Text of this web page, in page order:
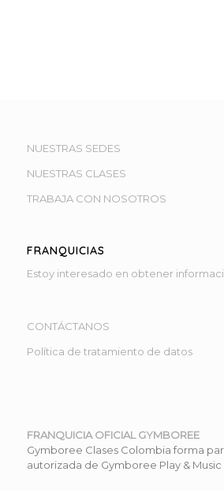
NUESTRAS SEDES
NUESTRAS CLASES
TRABAJA CON NOSOTROS
FRANQUICIAS
Estoy interesado en obtener
CONTÁCTANOS
Política de tratamiento de datos
FRANQUICIA OFICIAL GYMBOREE
Gymboree Clases Colombia forma
autorizada de Gymboree Play & Music
Selecciona la
Deja tu